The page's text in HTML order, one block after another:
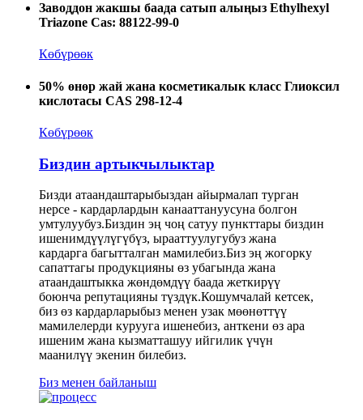
Заводдон жакшы баада сатып алыңыз Ethylhexyl
Triazone Cas: 88122-99-0
Көбүрөөк
50% өнөр жай жана косметикалык класс Глиоксил
кислотасы CAS 298-12-4
Көбүрөөк
Биздин артыкчылыктар
Бизди атаандаштарыбыздан айырмалап турган
нерсе - кардарлардын канааттануусуна болгон
умтулуубуз.Биздин эң чоң сатуу пункттары биздин
ишенимдүүлүгүбүз, ырааттуулугубуз жана
кардарга багытталган мамилебиз.Биз эң жогорку
сапаттагы продукцияны өз убагында жана
атаандаштыкка жөндөмдүү баада жеткирүү
боюнча репутацияны түздүк.Кошумчалай кетсек,
биз өз кардарларыбыз менен узак мөөнөттүү
мамилелерди курууга ишенебиз, анткени өз ара
ишеним жана кызматташуу ийгилик үчүн
маанилүү экенин билебиз.
Биз менен байланыш